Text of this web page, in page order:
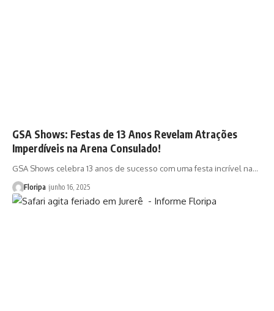
GSA Shows: Festas de 13 Anos Revelam Atrações
Imperdíveis na Arena Consulado!
GSA Shows celebra 13 anos de sucesso com uma festa incrível na…
Floripa junho 16, 2025